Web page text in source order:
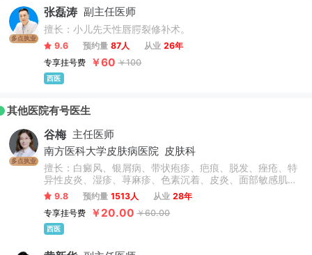
多点执业
张磊涛 副主任医师
擅长：小儿先天性唇腭裂修补术。
9.6 预约量 87人 从业 26年
专享挂号费
￥60 ￥100
西医
其他医院有号医生
多点执业
谷梅 主任医师
南方医科大学皮肤病医院
皮肤科
擅长：白癜风、银屑病、带状疱疹、疤痕、脱发、痤疮、特
异性皮炎、湿疹、荨麻疹、色素沉着、皮炎、面部敏感肌肤
及过敏性皮肤病、常见病及疑难杂症治疗。
9.8 预约量 1513人 从业 28年
专享挂号费
￥20.00 ￥60.00
西医